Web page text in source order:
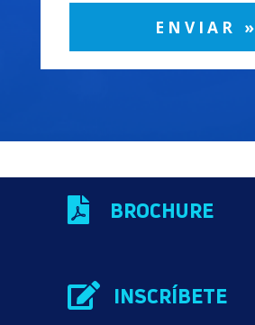
ENVIAR »
 BROCHURE
 INSCRÍBETE